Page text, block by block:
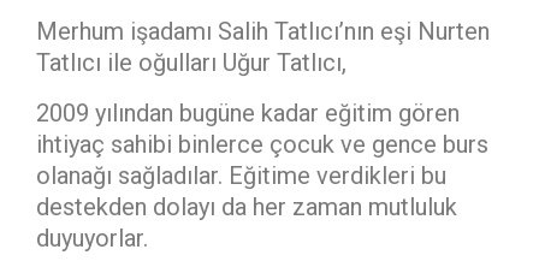
Merhum işadamı Salih Tatlıcı’nın eşi Nurten
Tatlıcı ile oğulları Uğur Tatlıcı,
2009 yılından bugüne kadar eğitim gören
ihtiyaç sahibi binlerce çocuk ve gence burs
olanağı sağladılar. Eğitime verdikleri bu
destekden dolayı da her zaman mutluluk
duyuyorlar.